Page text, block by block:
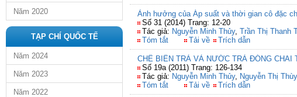
Năm 2020
TẠP CHÍ QUỐC TẾ
Năm 2024
Năm 2023
Năm 2022
Ảnh hưởng của Áp suất và thời gian cô đặc
Số 31 (2014) Trang: 12-20
Tác giả: Nguyễn Minh Thủy, Trần Thị Thanh
Tóm tắt
Tải về Trích dẫn
CHẾ BIẾN TRÀ VÀ NƯỚC TRÀ ĐÓNG CHAI
Số 19a (2011) Trang: 126-134
Tác giả: Nguyễn Minh Thủy, Nguyễn Thị
Tóm tắt
Tải về Trích dẫn